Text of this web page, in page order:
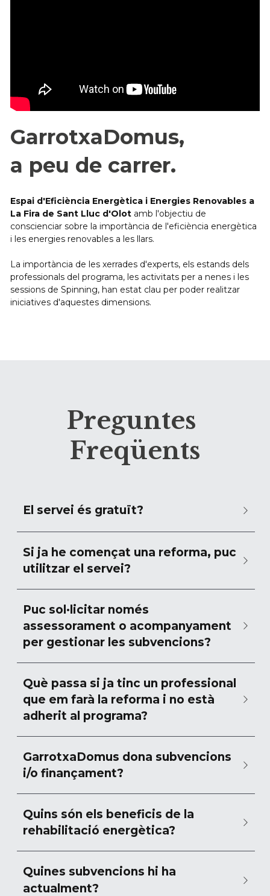
GarrotxaDomus,
a peu de carrer.
Espai d'Eficiència Energètica i Energies Renovables a
La Fira de Sant Lluc d'Olot amb l'objectiu de
conscienciar sobre la importància de l'eficiència energètica
i les energies renovables a les llars.
La importància de les xerrades d'experts, els estands dels
professionals del programa, les activitats per a nenes i les
sessions de Spinning, han estat clau per poder realitzar
iniciatives d'aquestes dimensions.
Preguntes
Freqüents
El servei és gratuït?
Si ja he començat una reforma, puc
utilitzar el servei?
Puc sol·licitar només
assessorament o acompanyament
per gestionar les subvencions?
Què passa si ja tinc un professional
que em farà la reforma i no està
adherit al programa?
GarrotxaDomus dona subvencions
i/o finançament?
Quins són els beneficis de la
rehabilitació energètica?
Quines subvencions hi ha
actualment?